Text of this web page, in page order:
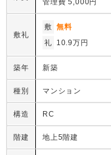
敷礼
敷 無料
礼
10.9万円
築年 新築
種別 マンション
構造 RC
階建 地上5階建